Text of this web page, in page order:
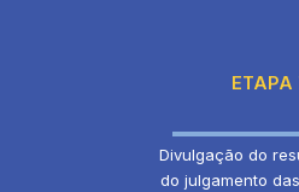
ETAPA
Divulgação do
do julgamento